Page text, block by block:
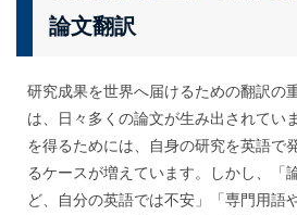
論文翻訳
研究成果を世界へ届けるための翻訳の
は、日々多くの論文が生み出されてい
を得るためには、自身の研究を英語で
るケースが増えています。しかし、「
ど、自分の英語では不安」「専門用語